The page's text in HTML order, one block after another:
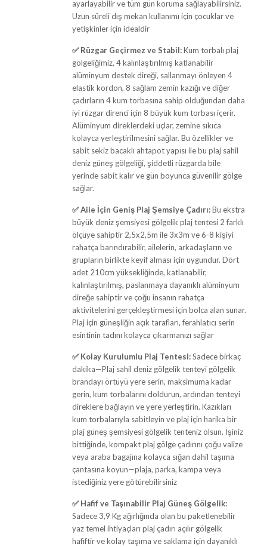
ayarlayabilir ve tüm gün koruma sağlayabilirsiniz.
Uzun süreli dış mekan kullanımı için çocuklar ve
yetişkinler için idealdir
✅ Rüzgar Geçirmez ve Stabil:Kum torbalı plaj
gölgeliğimiz, 4 kalınlaştırılmış katlanabilir
alüminyum destek direği, sallanmayı önleyen 4
elastik kordon, 8 sağlam zemin kazığı ve diğer
çadırların 4 kum torbasına sahip olduğundan daha
iyi rüzgar direnci için 8 büyük kum torbası içerir.
Alüminyum direklerdeki uçlar, zemine sıkıca
kolayca yerleştirilmesini sağlar. Bu özellikler ve
sabit sekiz bacaklı ahtapot yapısı ile bu plaj sahil
deniz güneş gölgeliği, şiddetli rüzgarda bile
yerinde sabit kalır ve gün boyunca güvenilir gölge
sağlar.
✅Aile İçin Geniş Plaj Şemsiye Çadırı:Bu ekstra
büyük deniz şemsiyesi gölgelik plaj tentesi 2 farklı
ölçüye sahiptir 2,5x2,5m ile 3x3m ve 6-8 kişiyi
rahatça barındırabilir, ailelerin, arkadaşların ve
grupların birlikte keyif alması için uygundur. Dört
adet 210cm yüksekliğinde, katlanabilir,
kalınlaştırılmış, paslanmaya dayanıklı alüminyum
direğe sahiptir ve çoğu insanın rahatça
aktivitelerini gerçekleştirmesi için bolca alan sunar.
Plaj için güneşliğin açık tarafları, ferahlatıcı serin
esintinin tadını kolayca çıkarmanızı sağlar
✅ Kolay Kurulumlu Plaj Tentesi:Sadece birkaç
dakika—Plaj sahil deniz gölgelik tenteyi gölgelik
brandayı örtüyü yere serin, maksimuma kadar
gerin, kum torbalarını doldurun, ardından tenteyi
direklere bağlayın ve yere yerleştirin. Kazıkları
kum torbalarıyla sabitleyin ve plaj için harika bir
plaj güneş şemsiyesi gölgelik tenteniz olsun. İşiniz
bittiğinde, kompakt plaj gölge çadırını çoğu valize
veya araba bagajına kolayca sığan dahil taşıma
çantasına koyun—plaja, parka, kampa veya
istediğiniz yere götürebilirsiniz
✅ Hafif ve Taşınabilir Plaj Güneş Gölgelik:
Sadece 3,9 Kg ağırlığında olan bu paketlenebilir
yaz temel ihtiyaçları plaj çadırı açılır gölgelik
hafiftir ve kolay taşıma ve saklama için dayanıklı